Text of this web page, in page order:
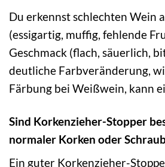
Du erkennst schlechten Wein
(essigartig, muffig, fehlende
Geschmack (flach, säuerlich,
deutliche Farbveränderung,
Färbung bei Weißwein, kann
Sind Korkenzieher-Stopper
normaler Korken oder
Ein guter Korkenzieher-